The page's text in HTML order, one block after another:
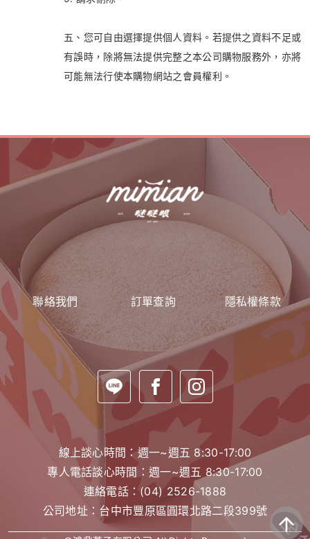
五、您可自由選擇提供個人資料。若提供之資料不足或
有誤時，除將無法提供完整之本公司購物服務外，亦將
可能無法行使本購物網站之會員權利。
聯絡我們 訂單查詢 隱私權條款
線上談心時間：週一~週五 8:30-17:00
專人電話談心時間：週一~週五 8:30-17:00
連絡電話： (04) 2526-1888
公司地址：台中市豐原區圓環北路二段399號